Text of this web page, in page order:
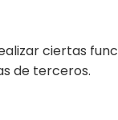
ciertas
de terceros.